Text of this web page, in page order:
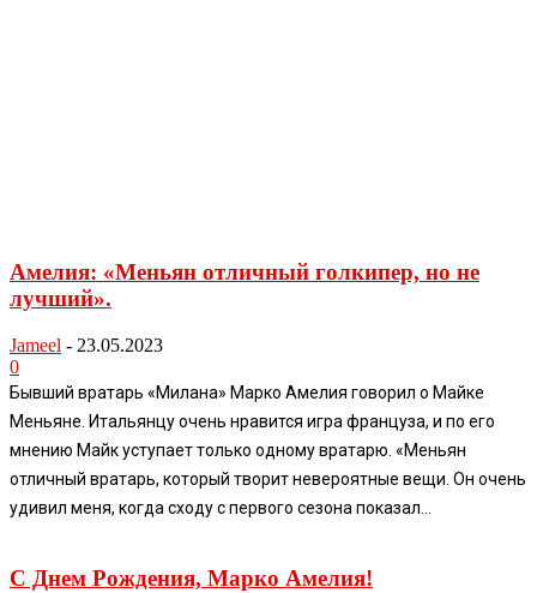
Амелия: «Меньян отличный голкипер, но не
лучший».
Jameel - 23.05.2023
0
Бывший вратарь «Милана» Марко Амелия говорил о Майке
Меньяне. Итальянцу очень нравится игра француза, и по его
мнению Майк уступает только одному вратарю. «Меньян
отличный вратарь, который творит невероятные вещи. Он очень
удивил меня, когда сходу с первого сезона показал...
С Днем Рождения, Марко Амелия!